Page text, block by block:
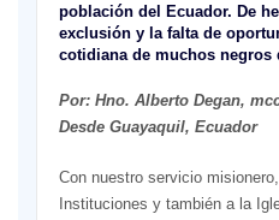
población del Ecuador. De
exclusión y la falta de
cotidiana de muchos negros
Por: Hno. Alberto Degan,
Desde Guayaquil, Ecuador
Con nuestro servicio
Instituciones y también a la